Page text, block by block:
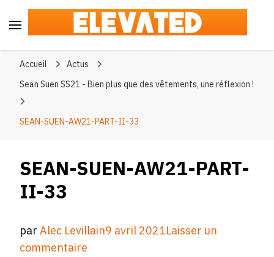
Accueil
Actus
Sean Suen SS21 - Bien plus que des vêtements, une réflexion !
SEAN-SUEN-AW21-PART-II-33
SEAN-SUEN-AW21-PART-
II-33
parAlec Levillain9 avril 2021Laisser un
commentaire